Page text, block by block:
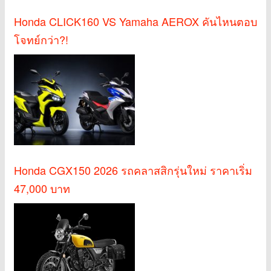
Honda CLICK160 VS Yamaha AEROX คันไหนตอบ
โจทย์กว่า?!
Honda CGX150 2026 รถคลาสสิกรุ่นใหม่ ราคาเริ่ม
47,000 บาท